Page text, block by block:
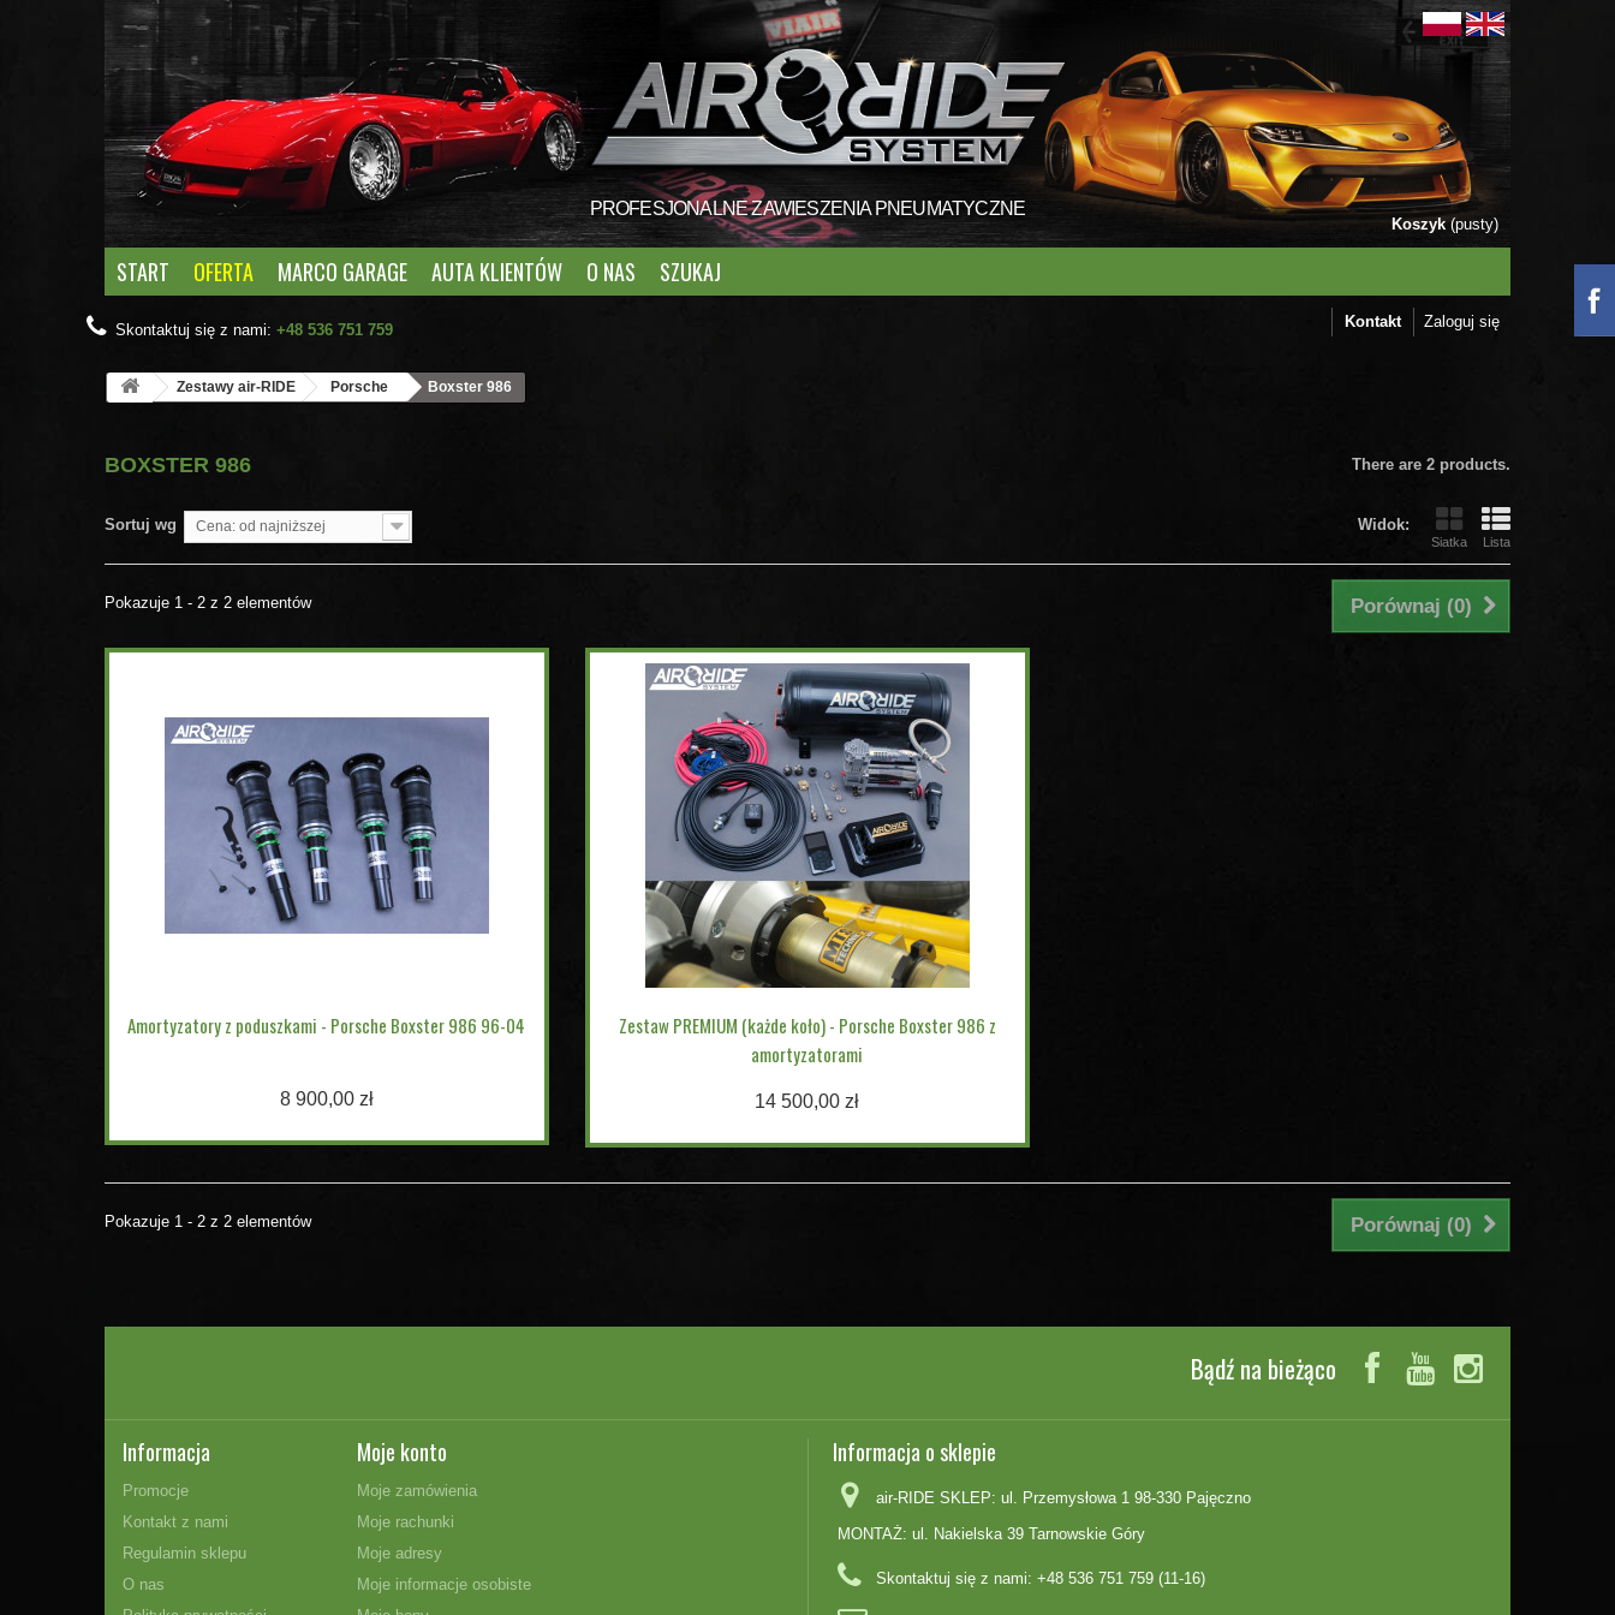
PROFESJONALNE ZAWIESZENIA PNEUMATYCZNE
Koszyk (pusty)
START OFERTA MARCO GARAGE AUTA KLIENTÓW O NAS SZUKAJ
Zaloguj się
Kontakt
Skontaktuj się z nami: +48 536 751 759
Zestawy air-RIDE Porsche Boxster 986
BOXSTER 986 There are 2 products.
Widok:
Siatka Lista
Sortuj wg Cena: od najniższej
Porównaj (0)
Pokazuje 1 - 2 z 2 elementów
Amortyzatory z poduszkami - Porsche Boxster 986 96-04
8 900,00 zł
Zestaw PREMIUM (każde koło) - Porsche Boxster 986 z
amortyzatorami
14 500,00 zł
Porównaj (0)
Pokazuje 1 - 2 z 2 elementów
Bądź na bieżąco
Informacja
Promocje
Kontakt z nami
Regulamin sklepu
O nas
Moje konto
Moje zamówienia
Moje rachunki
Moje adresy
Moje informacje osobiste
Informacja o sklepie
air-RIDE SKLEP: ul. Przemysłowa 1 98-330 Pajęczno
MONTAŻ: ul. Nakielska 39 Tarnowskie Góry
Skontaktuj się z nami: +48 536 751 759 (11-16)